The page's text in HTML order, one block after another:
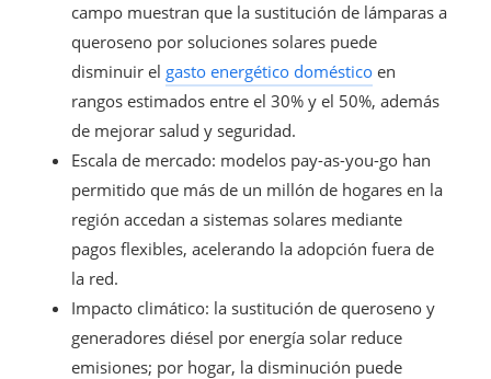
campo muestran que la sustitución de lámparas a
queroseno por soluciones solares puede
disminuir el gasto energético doméstico en
rangos estimados entre el 30% y el 50%, además
de mejorar salud y seguridad.
Escala de mercado: modelos pay-as-you-go han
permitido que más de un millón de hogares en la
región accedan a sistemas solares mediante
pagos flexibles, acelerando la adopción fuera de
la red.
Impacto climático: la sustitución de queroseno y
generadores diésel por energía solar reduce
emisiones; por hogar, la disminución puede